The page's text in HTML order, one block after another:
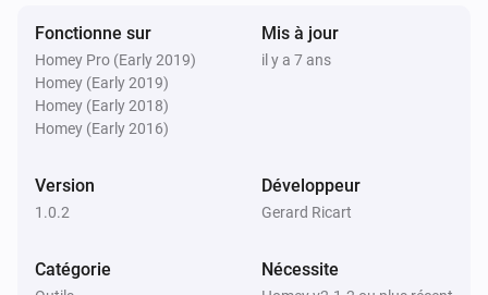
Soma Smart Shade
Activer
Soma Smart Shade
Désactiver
Alterner activé ou désactivé
Soma Smart Shade
Fonctionne sur
Homey Pro (Early 2019)
Homey (Early 2019)
Homey (Early 2018)
Homey (Early 2016)
Mis à jour
il y a 7 ans
Version
1.0.2
Développeur
Gerard Ricart
Catégorie Nécessite